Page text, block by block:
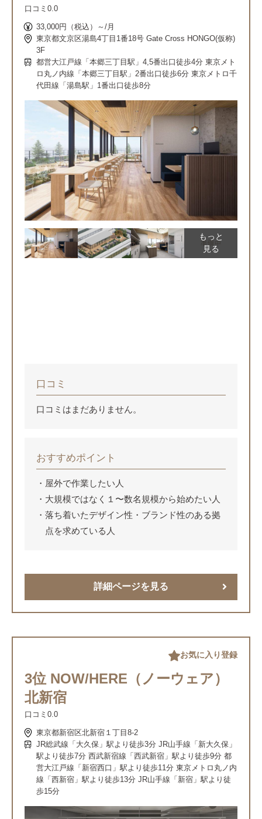
口コミ 0.0
33,000円（税込）～/月
東京都文京区湯島4丁目1番18号 Gate Cross HONGO(仮称)
3F
都営大江戸線「本郷三丁目駅」4,5番出口徒歩4分 東京メト
ロ丸ノ内線「本郷三丁目駅」2番出口徒歩6分 東京メトロ千
代田線「湯島駅」1番出口徒歩8分
もっと
見る
口コミ
口コミはまだありません。
おすすめポイント
屋外で作業したい人
大規模ではなく１〜数名規模から始めたい人
落ち着いたデザイン性・ブランド性のある拠
点を求めている人
詳細ページを見る
3位 NOW/HERE（ノーウェア）
北新宿
口コミ 0.0
東京都新宿区北新宿１丁目8-2
JR総武線「大久保」駅より徒歩3分 JR山手線「新大久保」
駅より徒歩7分 西武新宿線「西武新宿」駅より徒歩9分 都
営大江戸線「新宿西口」駅より徒歩11分 東京メトロ丸ノ内
線「西新宿」駅より徒歩13分 JR山手線「新宿」駅より徒
歩15分
お気に入り登録